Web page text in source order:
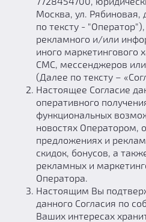
Москва, ул. Рябиновая,
по тексту -
рекламного и/или
иного маркетингового
СМС, мессенджеров
(Далее по тексту –
Настоящее Согласие
оперативного
функциональных
новостях Оператором,
предложениях и
скидок, бонусов, а
рекламных и
Оператора.
Настоящим Вы
данного Согласия по
Ваших интересах